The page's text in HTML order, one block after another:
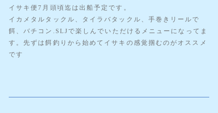
イサキ便7月頭頃迄は出船予定です。
イカメタルタックル、タイラバタックル、手巻きリールで
餌、バチコン.SLJで楽しんでいただけるメニューになってま
す。先ずは餌釣りから始めてイサキの感覚掴むのがオススメ
です